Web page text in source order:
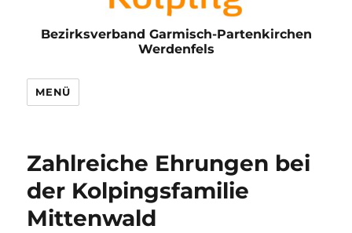
Bezirksverband Garmisch-Partenkirchen
Werdenfels
MENÜ
Zahlreiche Ehrungen bei
der Kolpingsfamilie
Mittenwald